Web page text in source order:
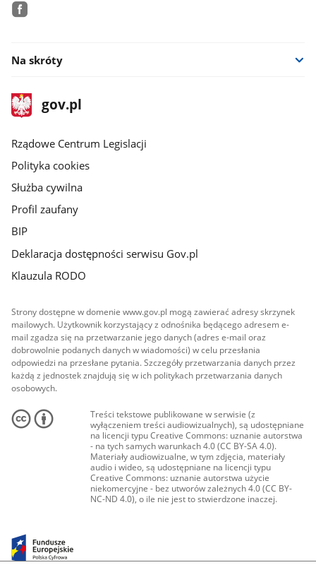
Na skróty
stopka
gov.plStrona
gov.pl
Rządowe Centrum Legislacji
Polityka cookies
Służba cywilna
Profil zaufany
BIP
Deklaracja dostępności serwisu Gov.pl
Klauzula RODO
Strony dostępne w domenie www.gov.pl mogą zawierać adresy skrzynek
mailowych. Użytkownik korzystający z odnośnika będącego adresem e-
mail zgadza się na przetwarzanie jego danych (adres e-mail oraz
dobrowolnie podanych danych w wiadomości) w celu przesłania
odpowiedzi na przesłane pytania. Szczegóły przetwarzania danych przez
każdą z jednostek znajdują się w ich politykach przetwarzania danych
osobowych.
Treści tekstowe publikowane w serwisie (z
wyłączeniem treści audiowizualnych), są udostępniane
na licencji typu Creative Commons: uznanie autorstwa
- na tych samych warunkach 4.0 (CC BY-SA 4.0).
Materiały audiowizualne, w tym zdjęcia, materiały
audio i wideo, są udostępniane na licencji typu
Creative Commons: uznanie autorstwa użycie
niekomercyjne - bez utworów zależnych 4.0 (CC BY-
NC-ND 4.0), o ile nie jest to stwierdzone inaczej.